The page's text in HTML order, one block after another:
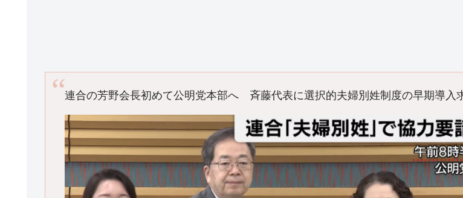
連合の芳野会長初めて公明党本部へ 斉藤代表に選択的夫婦別姓制度の早期導入